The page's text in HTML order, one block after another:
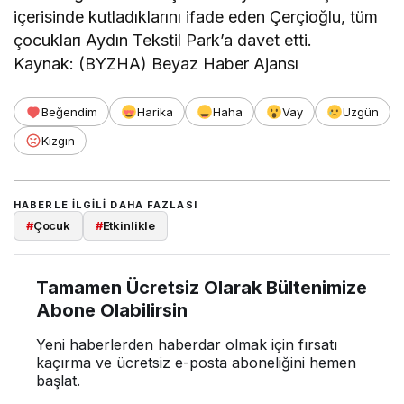
içerisinde kutladıklarını ifade eden Çerçioğlu, tüm
çocukları Aydın Tekstil Park’a davet etti.
Kaynak: (BYZHA) Beyaz Haber Ajansı
Beğendim Harika Haha Vay
Üzgün
Kızgın
HABERLE ILGILI DAHA FAZLASI
#Çocuk #Etkinlikle
Tamamen Ücretsiz Olarak Bültenimize
Abone Olabilirsin
Yeni haberlerden haberdar olmak için fırsatı
kaçırma ve ücretsiz e-posta aboneliğini hemen
başlat.